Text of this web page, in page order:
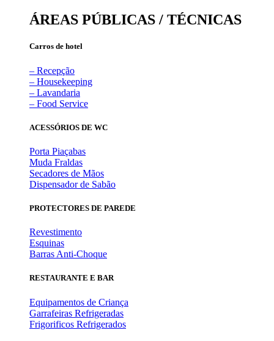
ÁREAS PÚBLICAS / TÉCNICAS
Carros de hotel
– Recepção
– Housekeeping
– Lavandaria
– Food Service
ACESSÓRIOS DE WC
Porta Piaçabas
Muda Fraldas
Secadores de Mãos
Dispensador de Sabão
PROTECTORES DE PAREDE
Revestimento
Esquinas
Barras Anti-Choque
RESTAURANTE E BAR
Equipamentos de Criança
Garrafeiras Refrigeradas
Frigorificos Refrigerados